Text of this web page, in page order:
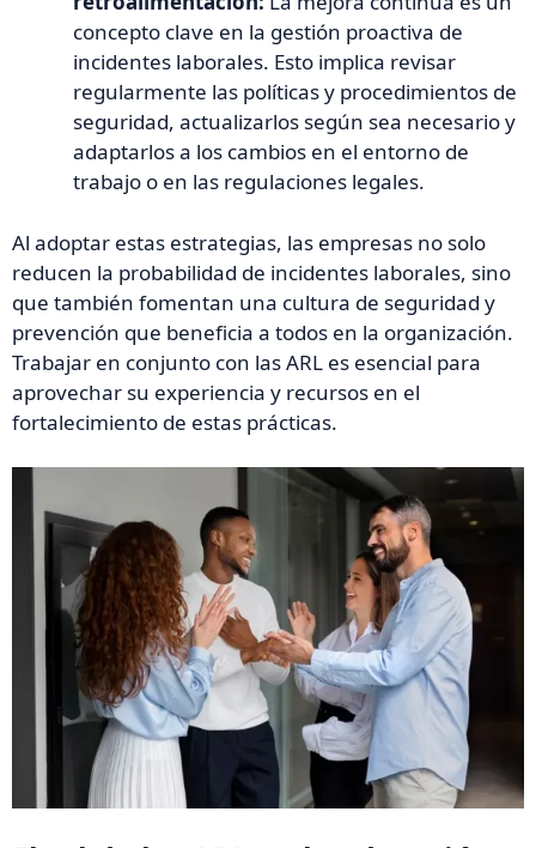
concepto clave en la gestión proactiva de
incidentes laborales. Esto implica revisar
regularmente las políticas y procedimientos de
seguridad, actualizarlos según sea necesario y
adaptarlos a los cambios en el entorno de
trabajo o en las regulaciones legales.
Al adoptar estas estrategias, las empresas no solo
reducen la probabilidad de incidentes laborales, sino
que también fomentan una cultura de seguridad y
prevención que beneficia a todos en la organización.
Trabajar en conjunto con las ARL es esencial para
aprovechar su experiencia y recursos en el
fortalecimiento de estas prácticas.